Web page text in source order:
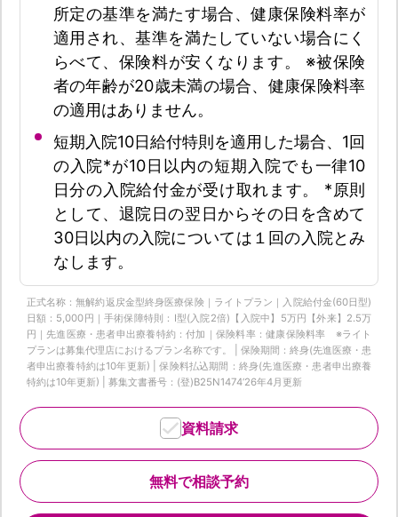
所定の基準を満たす場合、健康保険料率が
適用され、基準を満たしていない場合にく
らべて、保険料が安くなります。 ※被保険
者の年齢が20歳未満の場合、健康保険料率
の適用はありません。
短期入院10日給付特則を適用した場合、1回
の入院*が10日以内の短期入院でも一律10
日分の入院給付金が受け取れます。 *原則
として、退院日の翌日からその日を含めて
30日以内の入院については１回の入院とみ
なします。
正式名称：無解約返戻金型終身医療保険｜ライトプラン｜入院給付金(60日型)
日額：5,000円｜手術保障特則：Ⅰ型(入院2倍)【入院中】5万円【外来】2.5万
円｜先進医療・患者申出療養特約：付加｜保険料率：健康保険料率 ※ライト
プランは募集代理店におけるプラン名称です。 | 保険期間：終身(先進医療・患
者申出療養特約は10年更新) | 保険料払込期間：終身(先進医療・患者申出療養
特約は10年更新) | 募集文書番号：(登)B25N1474‘26年4月更新
無料で相談予約
資料請求